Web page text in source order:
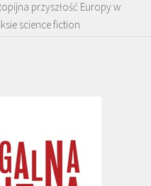
przyszłość Europy w
science fiction